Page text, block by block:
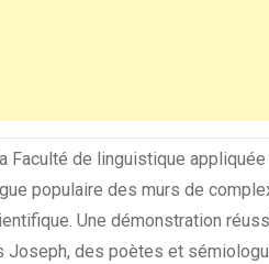
Faculté de linguistique
populaire des murs de
Une démonstration
des poètes et